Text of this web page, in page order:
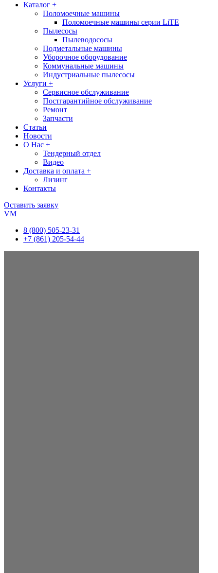
Каталог +
Поломоечные машины
Поломоечные машины серии LiTE
Пылесосы
Пылеводососы
Подметальные машины
Уборочное оборудование
Коммунальные машины
Индустриальные пылесосы
Услуги +
Сервисное обслуживание
Постгарантийное обслуживание
Ремонт
Запчасти
Статьи
Новости
О Нас +
Тендерный отдел
Видео
Доставка и оплата +
Лизинг
Контакты
Оставить заявку
VM
8 (800) 505-23-31
+7 (861) 205-54-44